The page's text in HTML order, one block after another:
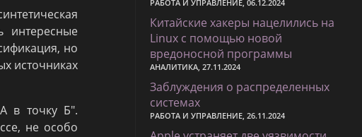
интересные
но
источниках
в точку Б".
не особо
РАБОТА И УПРАВЛЕНИЕ, 06.12.2024
Китайские хакеры нацелились на
Linux с помощью новой
вредоносной программы
АНАЛИТИКА, 27.11.2024
Заблуждения о распределенных
системах
РАБОТА И УПРАВЛЕНИЕ, 26.11.2024